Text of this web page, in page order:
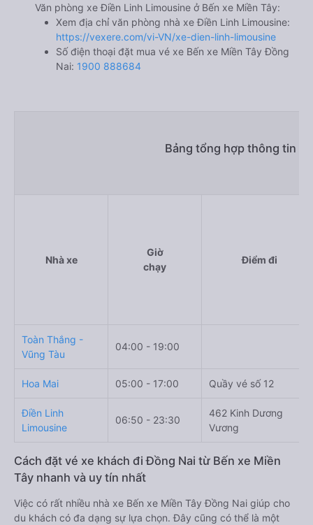
Văn phòng xe Điền Linh Limousine ở Bến xe Miền Tây:
Xem địa chỉ văn phòng nhà xe Điền Linh Limousine:
https://vexere.com/vi-VN/xe-dien-linh-limousine
Số điện thoại đặt mua vé xe Bến xe Miền Tây Đồng
Nai: 1900 888684
Bảng tổng hợp thông tin
Nhà xe
Giờ
chạy
Điểm đi
Toàn Thắng -
Vũng Tàu
04:00 - 19:00
Hoa Mai 05:00 - 17:00 Quầy vé số 12
Điền Linh
Limousine
06:50 - 23:30
462 Kinh Dương
Vương
Cách đặt vé xe khách đi Đồng Nai từ Bến xe Miền
Tây nhanh và uy tín nhất
Việc có rất nhiều nhà xe Bến xe Miền Tây Đồng Nai giúp cho
du khách có đa dạng sự lựa chọn. Đây cũng có thể là một